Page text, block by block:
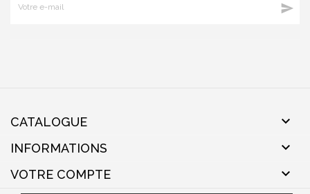

CATALOGUE 
INFORMATIONS 
VOTRE COMPTE 